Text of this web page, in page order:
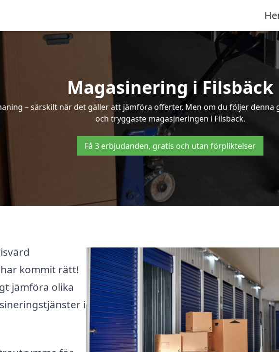
Magasinering i Filsbäck
– särskilt när det gäller att jämföra offerter. Men om du följer
och tryggaste magasineringen i Filsbäck.
Få 3 erbjudanden, gratis och utan förpliktelser
har kommit rätt!
jämföra olika
i